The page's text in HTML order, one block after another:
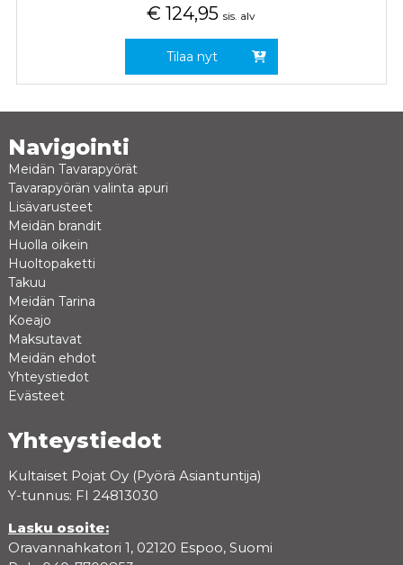
€ 124,95 sis. alv
Tilaa nyt
Navigointi
Meidän Tavarapyörät
Tavarapyörän valinta apuri
Lisävarusteet
Meidän brandit
Huolla oikein
Huoltopaketti
Takuu
Meidän Tarina
Koeajo
Maksutavat
Meidän ehdot
Yhteystiedot
Evästeet
Yhteystiedot
Kultaiset Pojat Oy (Pyörä Asiantuntija)
Y-tunnus: FI 24813030
Lasku osoite:
Oravannahkatori 1, 02120 Espoo, Suomi